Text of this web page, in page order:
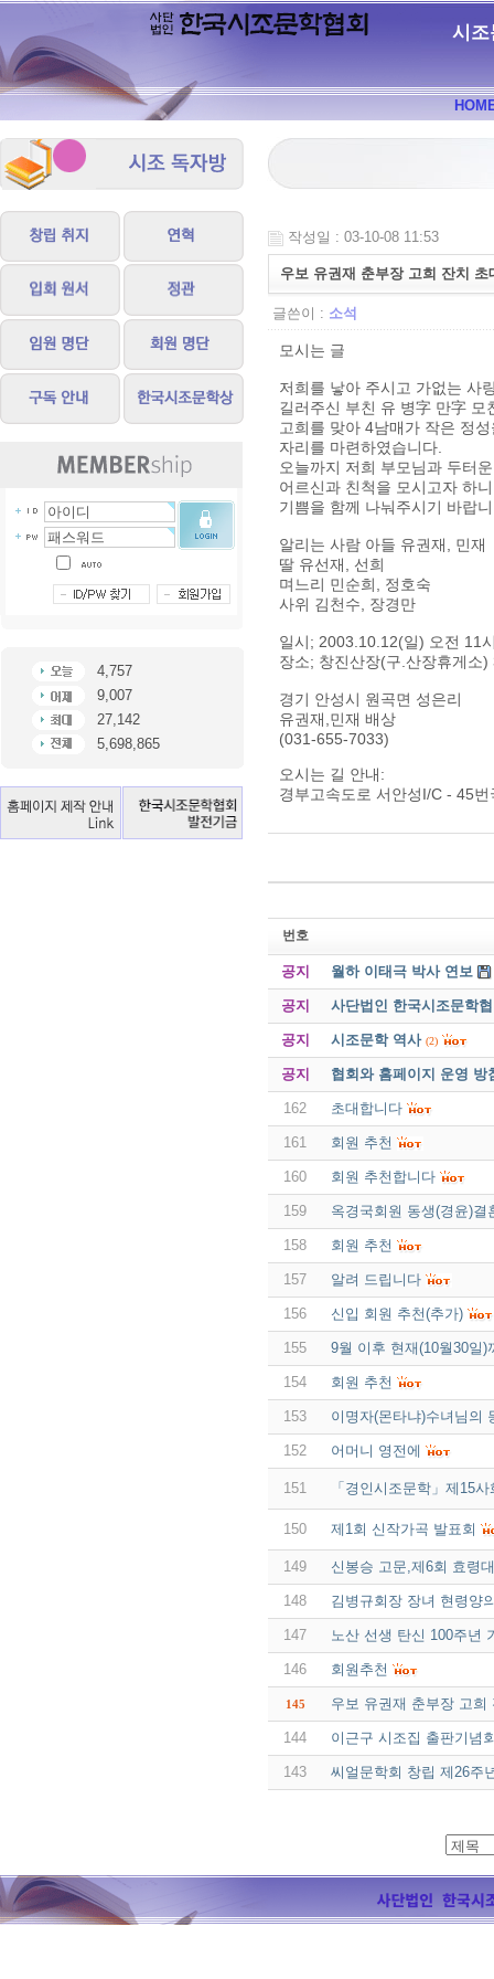
시조
4,757
9,007
27,142
5,698,865
작성일 : 03-10-08 11:53
우보 유권재 춘부장 고희 잔치 초
글쓴이 : 소석
모시는 글
저희를 낳아 주시고 가없는 사
길러주신 부친 유 병字 만字 모
고희를 맞아 4남매가 작은 정
자리를 마련하였습니다.
오늘까지 저희 부모님과 두터
어르신과 친척을 모시고자 하
기쁨을 함께 나눠주시기 바랍
알리는 사람 아들 유권재, 민재
딸 유선재, 선희
며느리 민순희, 정호숙
사위 김천수, 장경만
일시; 2003.10.12(일) 오전 11
장소; 창진산장(구.산장휴게소)
경기 안성시 원곡면 성은리
유권재,민재 배상
(031-655-7033)
오시는 길 안내:
경부고속도로 서안성I/C - 45
번호
공지 월하 이태극 박사 연보
공지 사단법인 한국시조문학
공지 시조문학 역사 (2)
공지 협회와 홈페이지 운영 방
162 초대합니다
161 회원 추천
160 회원 추천합니다
159 옥경국회원 동생(경윤)결
158 회원 추천
157 알려 드립니다
156 신입 회원 추천(추가)
155 9월 이후 현재(10월30일
154 회원 추천
153 이명자(몬타냐)수녀님의
152 어머니 영전에
151 「경인시조문학」제15
150 제1회 신작가곡 발표회
149 신봉승 고문,제6회 효령
148 김병규회장 장녀 현령양
147 노산 선생 탄신 100주년
146 회원추천
145 우보 유권재 춘부장 고희
144 이근구 시조집 출판기념
143 씨얼문학회 창립 제26주